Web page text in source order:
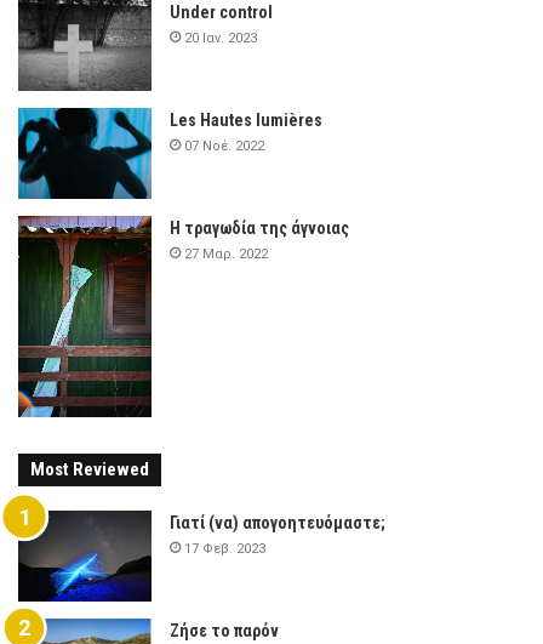
Under control
20 Ιαν. 2023
Les Hautes lumières
07 Νοέ. 2022
Η τραγωδία της άγνοιας
27 Μαρ. 2022
Most Reviewed
Γιατί (να) απογοητευόμαστε;
17 Φεβ. 2023
Ζήσε το παρόν